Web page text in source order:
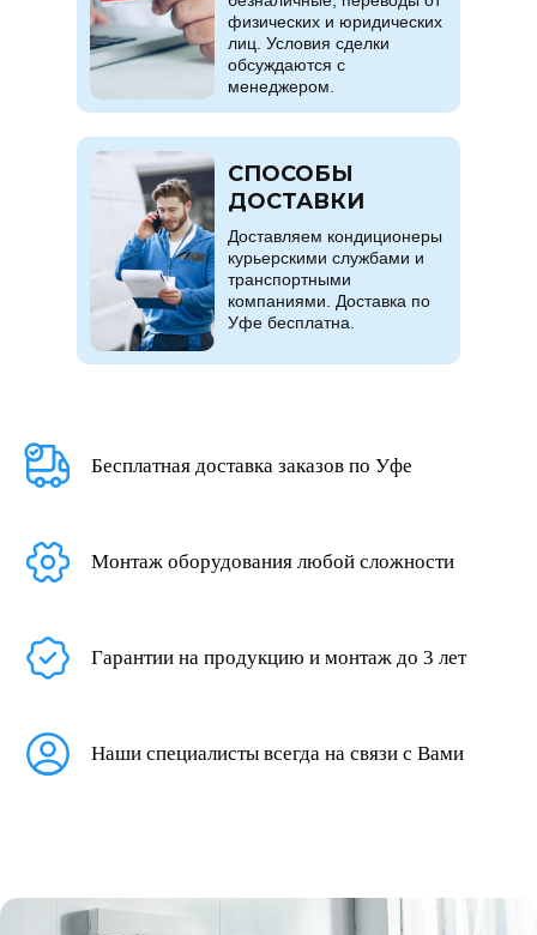
физических и юридических
лиц. Условия сделки
обсуждаются с
менеджером.
Доставляем кондиционеры
курьерскими службами и
транспортными
компаниями. Доставка по
Уфе бесплатна.
СПОСОБЫ
ДОСТАВКИ
Бесплатная доставка заказов по Уфе
Монтаж оборудования любой сложности
Гарантии на продукцию и монтаж до 3 лет
Наши специалисты всегда на связи с Вами